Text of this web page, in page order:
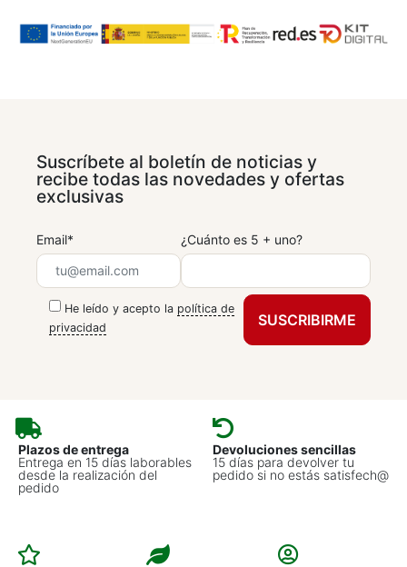
Suscríbete al boletín de noticias y
recibe todas las novedades y ofertas
exclusivas
Email* ¿Cuánto es 5 + uno?
He leído y acepto la política de
privacidad
Plazos de entrega
Entrega en 15 días laborables
desde la realización del
pedido
Devoluciones sencillas
15 días para devolver tu
pedido si no estás satisfech@